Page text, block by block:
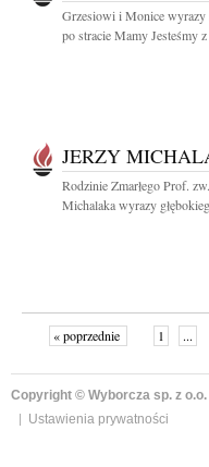
Grzesiowi i Monice wyrazy
po stracie Mamy Jesteśmy
JERZY
Rodzinie Zmarłego Prof.
Michalaka wyrazy
« poprzednie 1 ...
Copyright © Wyborcza sp. z o.o.
Ustawienia prywatności